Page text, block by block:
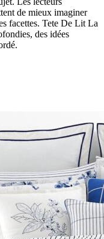
de mieux imaginer
facettes. Tete De Lit La
des idées